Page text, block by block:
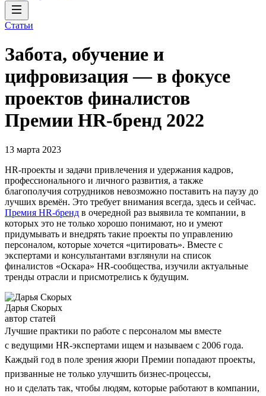
Статьи
Забота, обучение и
цифровизация — в фокусе
проектов финалистов
Премии HR-бренд 2022
13 марта 2023
HR-проекты и задачи привлечения и удержания кадров,
профессионального и личного развития, а также
благополучия сотрудников невозможно поставить на паузу до
лучших времён. Это требует внимания всегда, здесь и сейчас.
Премия HR-бренд в очередной раз выявила те компании, в
которых это не только хорошо понимают, но и умеют
придумывать и внедрять такие проекты по управлению
персоналом, которые хочется «цитировать». Вместе с
экспертами и консультантами взглянули на список
финалистов «Оскара» HR-сообщества, изучили актуальные
тренды отрасли и присмотрелись к будущим.
Дарья Скорых
автор статей
Лучшие практики по работе с персоналом мы вместе
с ведущими HR-экспертами ищем и называем с 2006 года.
Каждый год в поле зрения жюри Премии попадают проекты,
призванные не только улучшить бизнес-процессы,
но и сделать так, чтобы людям, которые работают в компании,